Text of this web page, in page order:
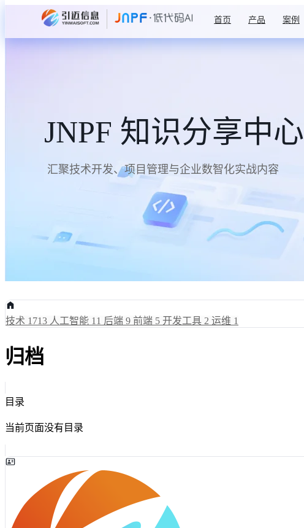
首页 产品 案例
JNPF 知识分享中心
汇聚技术开发、项目管理与企业数智化实战内容
技术 1713 人工智能 11 后端 9 前端 5 开发工具 2 运维 1
归档
目录
当前页面没有目录